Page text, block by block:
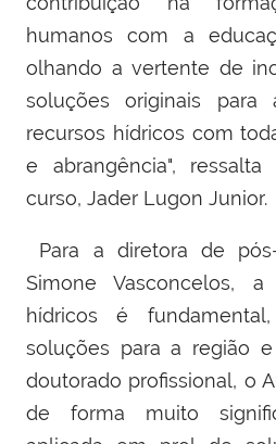
humanos com a
olhando a vertente de
soluções originais para
recursos hídricos com
e abrangência",
curso, Jader Lugon Junior.
Para a diretora de
Simone Vasconcelos,
hídricos é
soluções para a região
doutorado profissional, o
de forma muito